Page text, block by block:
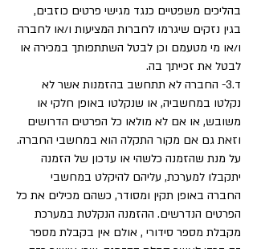
בהליכים משפטיים כנגד מגישי פרטים כוזבים,
בגין נזקים שיגרמו לחברות המציעות ו/או לחברה
ו/או מי מטעמם וכן לבטל השתתפותך במכירה או
לבטל את זכייתך בה.
ד.3- החברה לא תתחשב בהזמנות אשר לא
נקלטו במחשביה, או שנקלטו באופן חלקי או
משובש, או אם לא מולאו כל הפרטים הדרושים
וזאת גם אם מקור התקלה הוא במחשבי החברה.
על מנת שהזמנה כלשהי או עדכון של הזמנה
יתקבלו למערכת, עליהם להיקלט במחשבי
החברה באופן תקין ומסודר, כשהם מכילים את כל
הפרטים הנדרשים. ההזמנה הנקלטת במערכת
מקבלת מספר סידורי , אולם אין בקבלת מספר